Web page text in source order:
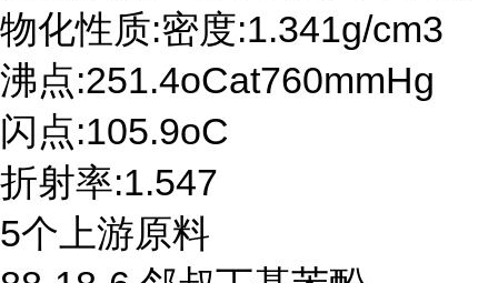
物化性质:密度:1.341g/cm3
沸点:251.4oCat760mmHg
闪点:105.9oC
折射率:1.547
5个上游原料